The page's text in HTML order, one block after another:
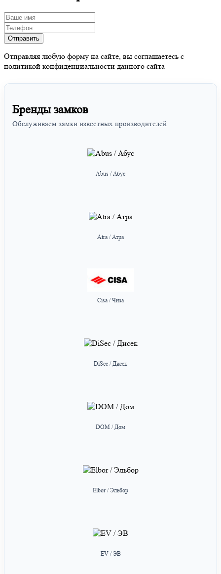
Отправляя любую форму на сайте, вы соглашаетесь с
политикой конфиденциальности данного сайта
Бренды замков
Обслуживаем замки известных производителей
Abus / Абус
Atra / Атра
Cisa / Чиза
DiSec / Дисек
DOM / Дом
Elbor / Эльбор
EV / ЭВ